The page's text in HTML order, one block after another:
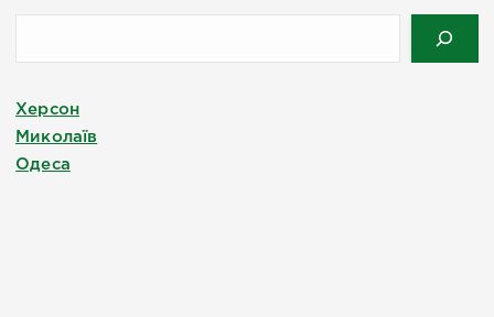
Херсон
Миколаїв
Одеса